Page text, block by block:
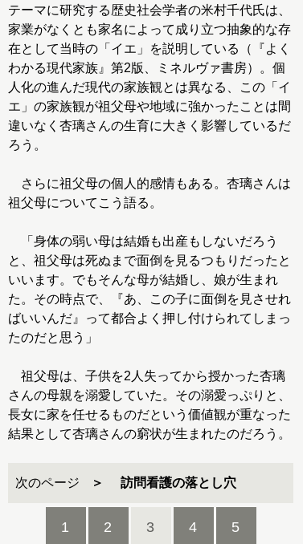
テーマに研究する歴史社会学者の米村千代氏は、
家業がなくとも家名によって成り立つ抽象的な存
在として当時の「イエ」を説明している（『よく
わかる現代家族』第2版、ミネルヴァ書房）。個
人化の進んだ現代の家族観とは異なる、この「イ
エ」の家族観が祖父母や地域に強かったことは間
違いなく杏璃さんの生育に大きく影響しているだ
ろう。
さらに祖父母の個人的感情もある。杏璃さんは
祖父母についてこう語る。
「身体の弱い母は結婚も出産もしないだろう
と、祖父母は死ぬまで面倒を見るつもりだったと
いいます。でもそんな母が結婚し、娘が生まれ
た。その時点で、『あ、この子に面倒を見させれ
ばいいんだ』って都合よく押し付けられてしまっ
たのだと思う」
祖父母は、子供を2人失ってから授かった杏璃
さんの母親を溺愛していた。その溺愛っぷりと、
長女に家を任せるものだという価値観が重なった
結果として杏璃さんの窮状が生まれたのだろう。
次のページ 訪問看護の落とし穴
1 2 3 4 5